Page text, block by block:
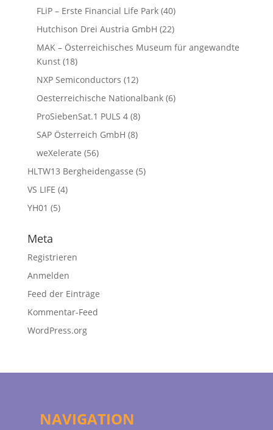
FLiP – Erste Financial Life Park(40)
Hutchison Drei Austria GmbH (22)
MAK – Österreichisches Museum für angewandte
Kunst(18)
NXP Semiconductors (12)
Oesterreichische Nationalbank(6)
ProSiebenSat.1 PULS 4(8)
SAP Österreich GmbH (8)
weXelerate (56)
HLTW13 Bergheidengasse (5)
VS LIFE (4)
YH01 (5)
Meta
Registrieren
Anmelden
Feed der Einträge
Kommentar-Feed
WordPress.org
NAVIGATION